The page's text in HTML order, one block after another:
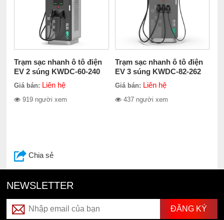
Trạm sạc nhanh ô tô điện
EV 2 súng KWDC-60-240
Giá bán: Liên hệ
919 người xem
Trạm sạc nhanh ô tô điện
EV 3 súng KWDC-82-262
Giá bán: Liên hệ
437 người xem
Chia sẻ
NEWSLETTER